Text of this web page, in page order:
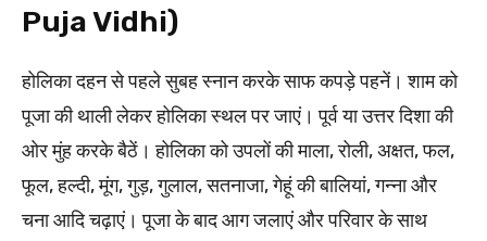
Puja Vidhi)
होलिका दहन से पहले सुबह स्नान करके साफ कपड़े पहनें। शाम को
पूजा की थाली लेकर होलिका स्थल पर जाएं। पूर्व या उत्तर दिशा की
ओर मुंह करके बैठें। होलिका को उपलों की माला, रोली, अक्षत, फल,
फूल, हल्दी, मूंग, गुड़, गुलाल, सतनाजा, गेहूं की बालियां, गन्ना और
चना आदि चढ़ाएं। पूजा के बाद आग जलाएं और परिवार के साथ